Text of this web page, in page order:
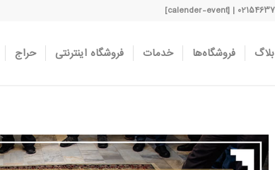
بلاگ فروشگاه‌ها خدمات فروشگاه اینترنتی حراج